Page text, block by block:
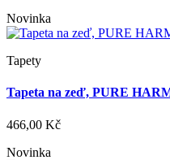
Novinka
Tapety
Tapeta na zeď, PURE
466,00 Kč
Novinka